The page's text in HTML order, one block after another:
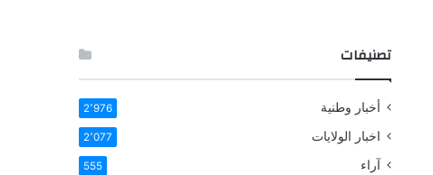
تصنيفات
أخبار وطنية 2٬976
اخبار الولايات 2٬077
آراء 555